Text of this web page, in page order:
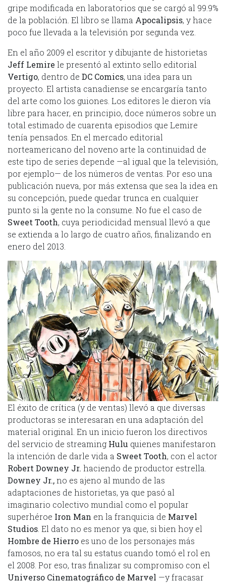
gripe modificada en laboratorios que se cargó al 99.9%
de la población. El libro se llama Apocalipsis, y hace
poco fue llevada a la televisión por segunda vez.
En el año 2009 el escritor y dibujante de historietas
Jeff Lemire le presentó al extinto sello editorial
Vertigo, dentro de DC Comics, una idea para un
proyecto. El artista canadiense se encargaría tanto
del arte como los guiones. Los editores le dieron vía
libre para hacer, en principio, doce números sobre un
total estimado de cuarenta episodios que Lemire
tenía pensados. En el mercado editorial
norteamericano del noveno arte la continuidad de
este tipo de series depende —al igual que la televisión,
por ejemplo— de los números de ventas. Por eso una
publicación nueva, por más extensa que sea la idea en
su concepción, puede quedar trunca en cualquier
punto si la gente no la consume. No fue el caso de
Sweet Tooth, cuya periodicidad mensual llevó a que
se extienda a lo largo de cuatro años, finalizando en
enero del 2013.
El éxito de crítica (y de ventas) llevó a que diversas
productoras se interesaran en una adaptación del
material original. En un inicio fueron los directivos
del servicio de streaming Hulu quienes manifestaron
la intención de darle vida a Sweet Tooth, con el actor
Robert Downey Jr. haciendo de productor estrella.
Downey Jr.,no es ajeno al mundo de las
adaptaciones de historietas, ya que pasó al
imaginario colectivo mundial como el popular
superhéroe Iron Man en la franquicia de Marvel
Studios . El dato no es menor ya que, si bien hoy el
Hombre de Hierro es uno de los personajes más
famosos, no era tal su estatus cuando tomó el rol en
el 2008. Por eso, tras finalizar su compromiso con el
Universo Cinematográfico de Marvel —y fracasar